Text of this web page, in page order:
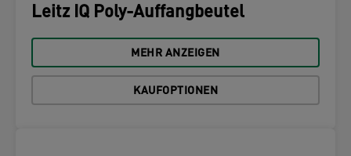
Leitz IQ Poly-Auffangbeutel
MEHR ANZEIGEN
KAUFOPTIONEN